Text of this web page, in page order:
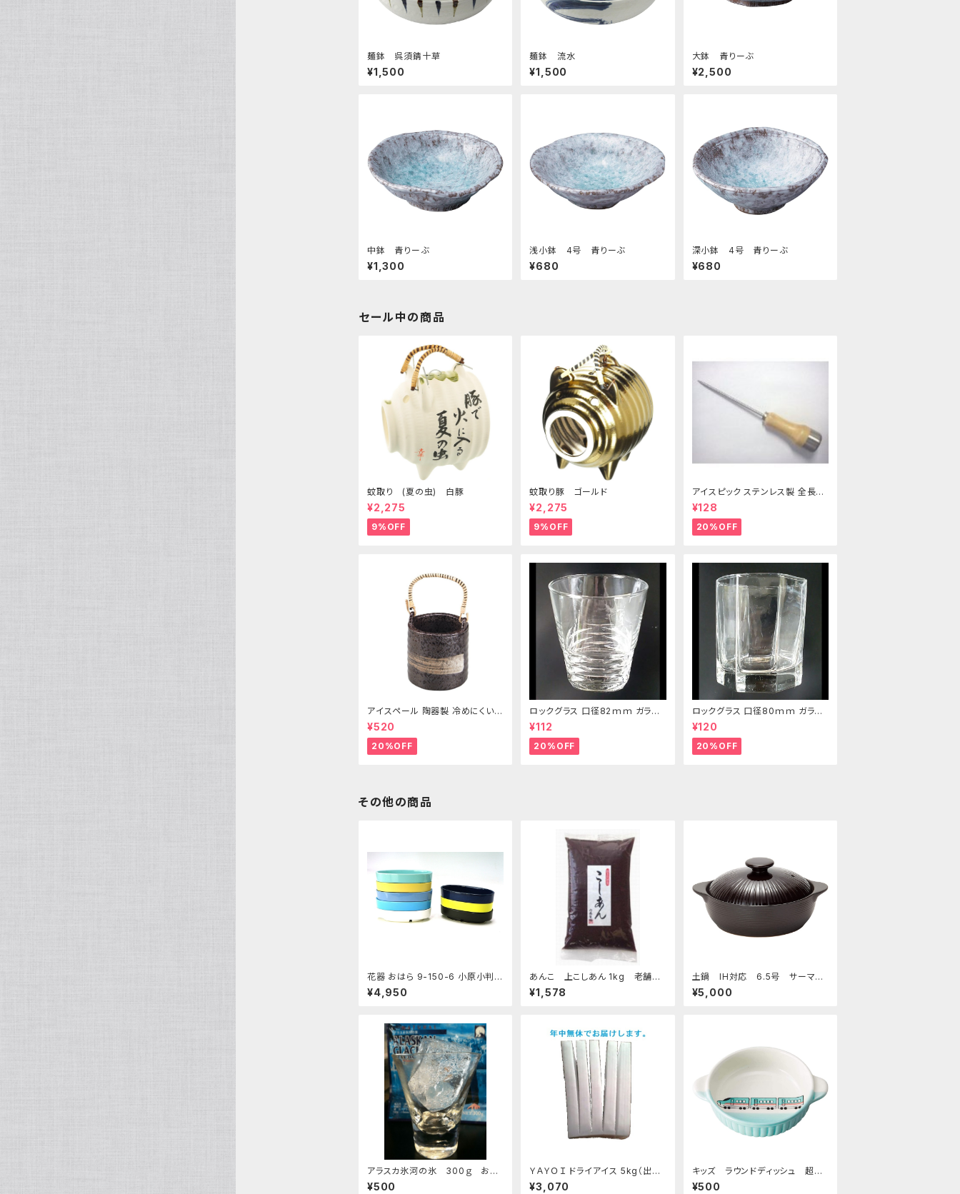
麺鉢 呉須錆十草
¥1,500
麺鉢 流水
¥1,500
大鉢 青りーぶ
¥2,500
中鉢 青りーぶ
¥1,300
浅小鉢 4号 青りーぶ
¥680
深小鉢 4号 青りーぶ
¥680
セール中の商品
蚊取り (夏の虫) 白豚
¥2,275
9%OFF
蚊取り豚 ゴールド
¥2,275
9%OFF
アイスピック ステンレス製 全長21
5ｍｍ
¥128
20%OFF
アイスペール 陶器製 冷めにくい二
重構造 860ml
¥520
20%OFF
ロックグラス 口径82ｍｍ ガラス
製 250cc
¥112
20%OFF
ロックグラス 口径80ｍｍ ガラス
製 220cc
¥120
20%OFF
その他の商品
花器 おはら 9-150-6 小原小判
ナマコ 花瓶 フラワーベース 水盤
¥4,950
あんこ 上こしあん 1kg 老舗あ
んこ屋のこだわり餡
¥1,578
土鍋 IH対応 6.5号 サーマテ
ック チョコレート
¥5,000
アラスカ氷河の氷 300ｇ おす
すめ
¥500
ＹＡＹＯＩ ドライアイス 5kg（出荷
時6kg弱） おすすめ
¥3,070
キッズ ラウンドディッシュ 超特
急エメラルド
¥500